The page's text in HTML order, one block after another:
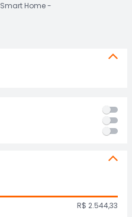
Smart Home
R$ 2.544,33